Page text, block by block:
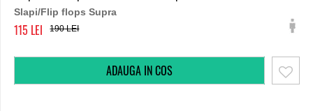
Slapi/Flip flops Supra
115 190